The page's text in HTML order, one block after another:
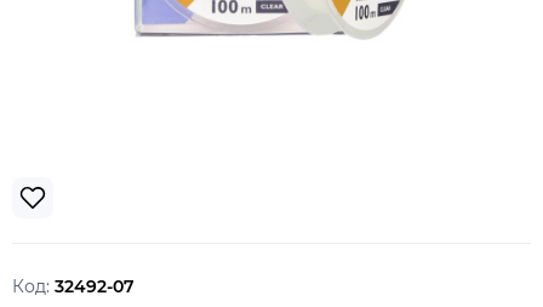
Код: 32492-07